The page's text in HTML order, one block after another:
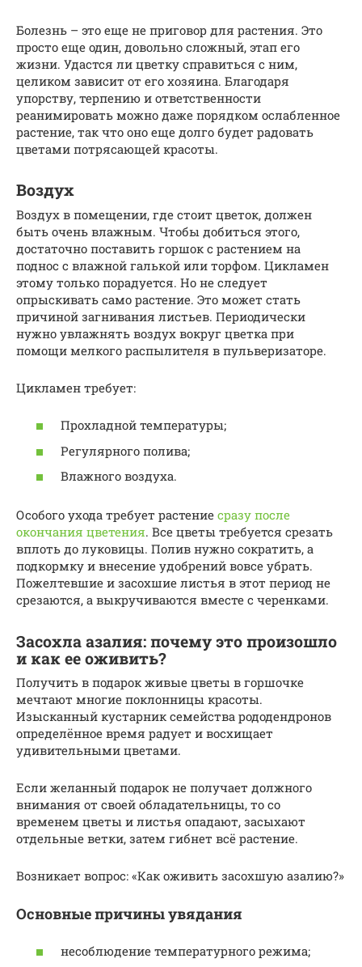
Болезнь – это еще не приговор для растения. Это
просто еще один, довольно сложный, этап его
жизни. Удастся ли цветку справиться с ним,
целиком зависит от его хозяина. Благодаря
упорству, терпению и ответственности
реанимировать можно даже порядком ослабленное
растение, так что оно еще долго будет радовать
цветами потрясающей красоты.
Воздух
Воздух в помещении, где стоит цветок, должен
быть очень влажным. Чтобы добиться этого,
достаточно поставить горшок с растением на
поднос с влажной галькой или торфом. Цикламен
этому только порадуется. Но не следует
опрыскивать само растение. Это может стать
причиной загнивания листьев. Периодически
нужно увлажнять воздух вокруг цветка при
помощи мелкого распылителя в пульверизаторе.
Цикламен требует:
Прохладной температуры;
Регулярного полива;
Влажного воздуха.
Особого ухода требует растение сразу после
окончания цветения. Все цветы требуется срезать
вплоть до луковицы. Полив нужно сократить, а
подкормку и внесение удобрений вовсе убрать.
Пожелтевшие и засохшие листья в этот период не
срезаются, а выкручиваются вместе с черенками.
Засохла азалия: почему это произошло
и как ее оживить?
Получить в подарок живые цветы в горшочке
мечтают многие поклонницы красоты.
Изысканный кустарник семейства рододендронов
определённое время радует и восхищает
удивительными цветами.
Если желанный подарок не получает должного
внимания от своей обладательницы, то со
временем цветы и листья опадают, засыхают
отдельные ветки, затем гибнет всё растение.
Возникает вопрос: «Как оживить засохшую азалию?»
Основные причины увядания
несоблюдение температурного режима;